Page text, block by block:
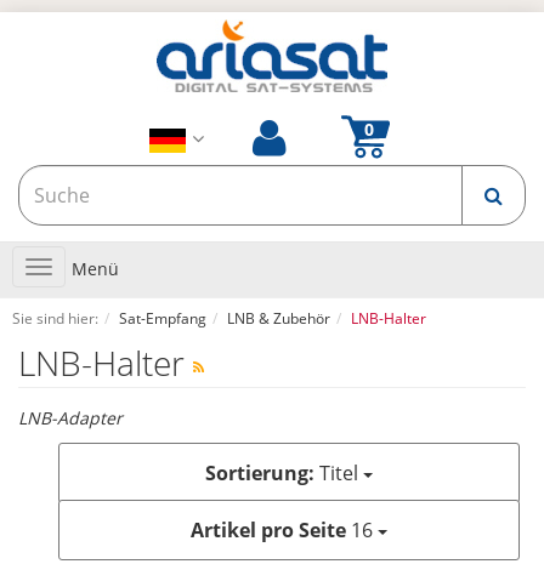
Toggle
navigation
Menü
Sie sind hier: Sat-Empfang LNB & Zubehör LNB-Halter
LNB-Halter
LNB-Adapter
Sortierung: Titel
Artikel pro Seite 16